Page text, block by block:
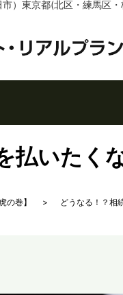
）東京都(北区・練馬区
払いたく
の巻】 どうなる！？相